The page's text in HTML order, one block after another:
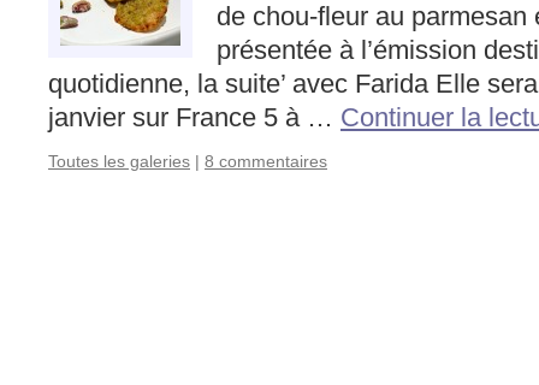
de chou-fleur au parmesan
présentée à l’émission
quotidienne, la suite’ avec Farida Elle
janvier sur France 5 à … Continuer la
Toutes les galeries | 8 commentaires